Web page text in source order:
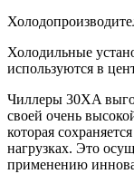
Холодильные
используются в
Чиллеры 30XA
своей очень
которая
нагрузках. Это
применению